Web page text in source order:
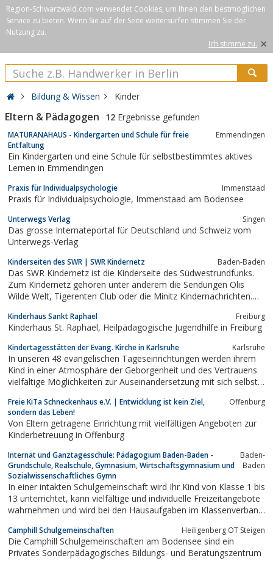
Region-Schwarzwald.com verwendet Cookies, um Ihnen den bestmöglichen
Service zu bieten. Wenn Sie auf der Seite weitersurfen stimmen Sie der
Nutzung zu.
Ich stimme zu. ×
Bildung & Wissen Kinder
Eltern & Pädagogen 12 Ergebnisse gefunden
MATURANAHAUS - Kindergarten und Schule für freie
Entfaltung
Emmendingen
Ein Kindergarten und eine Schule für selbstbestimmtes aktives
Lernen in Emmendingen
Praxis für Individualpsychologie Immenstaad
Praxis für Individualpsychologie, Immenstaad am Bodensee
Unterwegs Verlag Singen
Das grosse Internateportal für Deutschland und Schweiz vom
Unterwegs-Verlag
Kinderseiten des SWR | SWR Kindernetz Baden-Baden
Das SWR Kindernetz ist die Kinderseite des Südwestrundfunks.
Zum Kindernetz gehören unter anderem die Sendungen Olis
Wilde Welt, Tigerenten Club oder die Minitz Kindernachrichten.
Community.
Kinderhaus Sankt Raphael Freiburg
Kinderhaus St. Raphael, Heilpädagogische Jugendhilfe in Freiburg
Kindertagesstätten der Evang. Kirche in Karlsruhe Karlsruhe
In unseren 48 evangelischen Tageseinrichtungen werden ihrem
Kind in einer Atmosphäre der Geborgenheit und des Vertrauens
vielfältige Möglichkeiten zur Auseinandersetzung mit sich selbst
gesellschaftlicher Gruppen und Nationalitäten kennen.
Freie KiTa Schneckenhaus e.V. | Entwicklung ist kein Ziel,
sondern das Leben!
Offenburg
Von Eltern getragene Einrichtung mit vielfältigen Angeboten zur
Kinderbetreuung in Offenburg
Internat und Ganztagesschule: Pädagogium Baden-Baden -
Grundschule, Realschule, Gymnasium, Wirtschaftsgymnasium und
Sozialwissenschaftliches Gymn
Baden-
Baden
In einer intakten Schulgemeinschaft wird Ihr Kind von Klasse 1 bis
13 unterrichtet, kann vielfältige und individuelle Freizeitangebote
wahrnehmen und wird bei den Hausaufgaben im Klassenverband
Camphill Schulgemeinschaften Heiligenberg OT Steigen
Die Camphill Schulgemeinschaften am Bodensee sind ein
Privates Sonderpädagogisches Bildungs- und Beratungszentrum